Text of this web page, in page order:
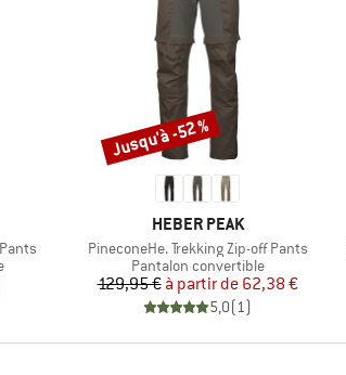
MARQUE
HEBER PEAK
Article
PineconeHe. Trekking Zip-off Pants
Product group
Pantalon convertible
Prix
129,95 € Prix réduit
à partir de 62,38 €
5,0(1)
Remise
Jusqu'à -52 %